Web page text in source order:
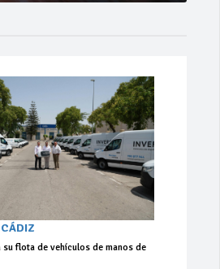
CÁDIZ
su flota de vehículos de manos de